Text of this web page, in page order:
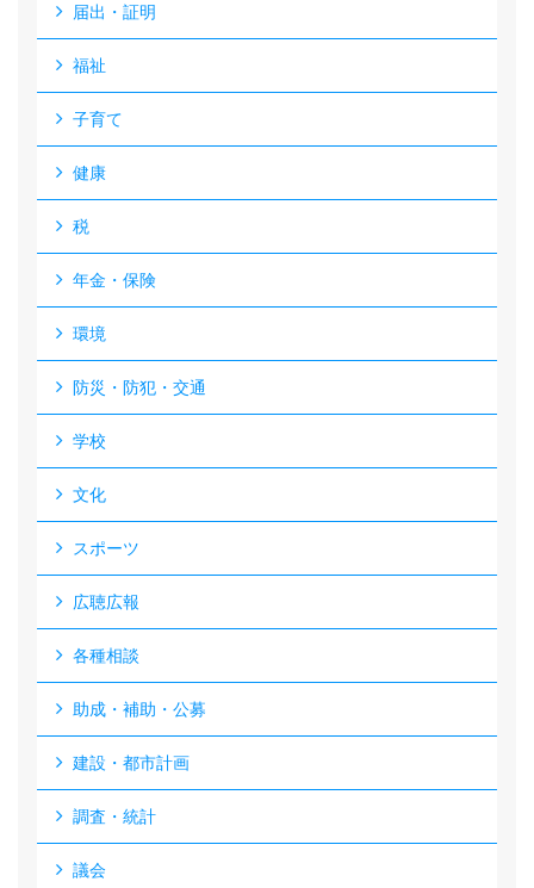
届出・証明
福祉
子育て
健康
税
年金・保険
環境
防災・防犯・交通
学校
文化
スポーツ
広聴広報
各種相談
助成・補助・公募
建設・都市計画
調査・統計
議会